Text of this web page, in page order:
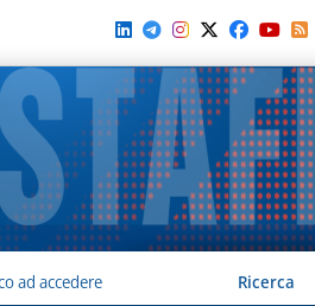
ad accedere Ricerca